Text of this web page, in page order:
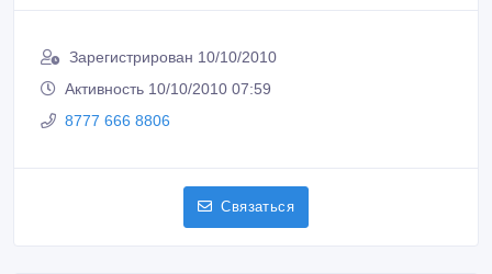
Зарегистрирован 10/10/2010
Активность 10/10/2010 07:59
8777 666 8806
Связаться